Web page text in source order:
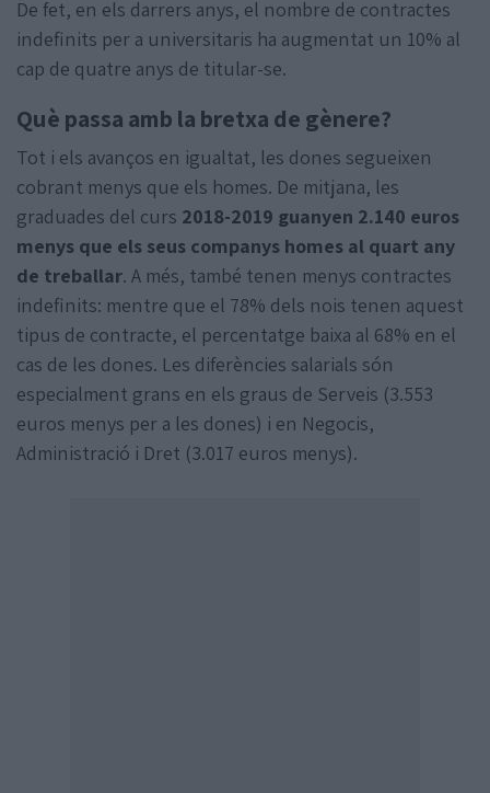
De fet, en els darrers anys, el nombre de contractes
indefinits per a universitaris ha augmentat un 10% al
cap de quatre anys de titular-se.
Què passa amb la bretxa de gènere?
Tot i els avanços en igualtat, les dones segueixen
cobrant menys que els homes. De mitjana, les
graduades del curs 2018-2019 guanyen 2.140 euros
menys que els seus companys homes al quart any
de treballar. A més, també tenen menys contractes
indefinits: mentre que el 78% dels nois tenen aquest
tipus de contracte, el percentatge baixa al 68% en el
cas de les dones. Les diferències salarials són
especialment grans en els graus de Serveis (3.553
euros menys per a les dones) i en Negocis,
Administració i Dret (3.017 euros menys).